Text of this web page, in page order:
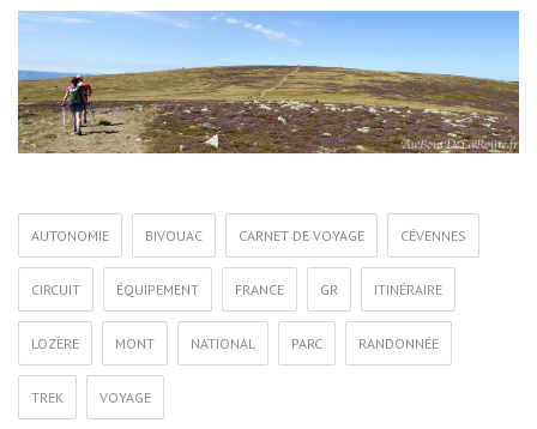
AUTONOMIE BIVOUAC CARNET DE VOYAGE CÉVENNES
CIRCUIT ÉQUIPEMENT FRANCE GR ITINÉRAIRE
LOZÈRE MONT NATIONAL PARC RANDONNÉE
TREK VOYAGE